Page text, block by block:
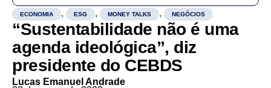
ECONOMIA , ESG , MONEY TALKS , NEGÓCIOS
“Sustentabilidade não é uma
agenda ideológica”, diz
presidente do CEBDS
Lucas Emanuel Andrade